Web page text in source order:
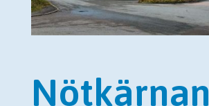
Nötkärnan